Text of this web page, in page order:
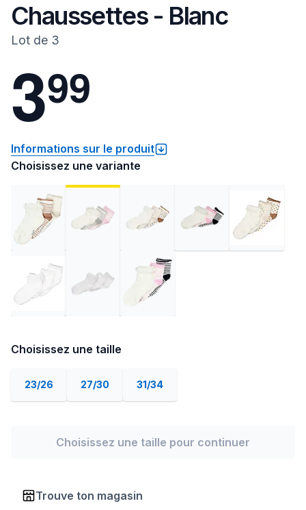
Chaussettes - Blanc
Lot de 3
399
Informations sur le produit
Choisissez une variante
Choisissez une taille
23/26 27/30 31/34
Choisissez une taille pour continuer
Trouve ton magasin